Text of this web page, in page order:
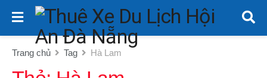
Trang chủ Tag Hà Lam